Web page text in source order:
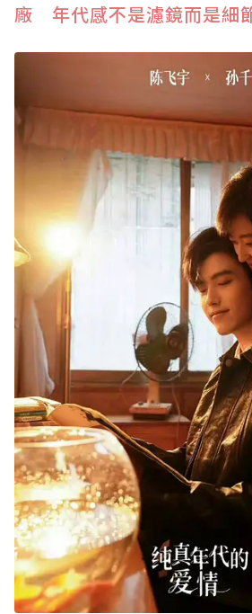
廠 年代感不是濾鏡而是細